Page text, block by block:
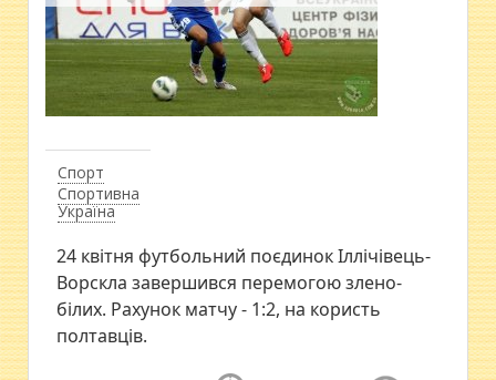
Спорт
Спортивна
Україна
24 квітня футбольний поєдинок Іллічівець-
Ворскла завершився перемогою злено-
білих. Рахунок матчу - 1:2, на користь
полтавців.